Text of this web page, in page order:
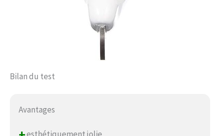
Bilan du test
Avantages